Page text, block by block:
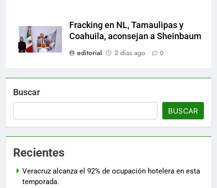
Fracking en NL, Tamaulipas y
Coahuila, aconsejan a Sheinbaum
editorial
2 días ago 0
Buscar
BUSCAR
Recientes
Veracruz alcanza el 92% de ocupación hotelera en esta
temporada.